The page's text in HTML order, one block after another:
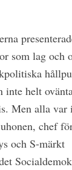
som lag och
inte helt
Men alla var
chef
och S-märkt